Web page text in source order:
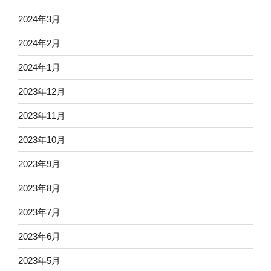
2024年3月
2024年2月
2024年1月
2023年12月
2023年11月
2023年10月
2023年9月
2023年8月
2023年7月
2023年6月
2023年5月